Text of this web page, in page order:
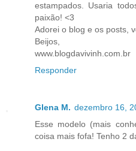
estampados. Usaria
paixão! <3
Adorei o blog e os posts,
Beijos,
www.blogdavivinh.com.br
Responder
Glena M. dezembro 16,
Esse modelo (mais
coisa mais fofa! Tenho 2